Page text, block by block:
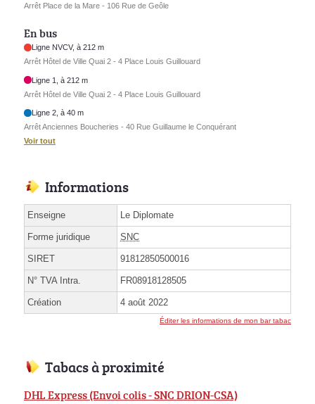
Arrêt Place de la Mare - 106 Rue de Geôle
En bus
Ligne NVCV, à 212 m
Arrêt Hôtel de Ville Quai 2 - 4 Place Louis Guillouard
Ligne 1, à 212 m
Arrêt Hôtel de Ville Quai 2 - 4 Place Louis Guillouard
Ligne 2, à 40 m
Arrêt Anciennes Boucheries - 40 Rue Guillaume le Conquérant
Voir tout
Informations
Enseigne Le Diplomate
Forme juridique SNC
SIRET 91812850500016
N° TVA Intra. FR08918128505
Création 4 août 2022
Éditer les informations de mon bar tabac
Tabacs à proximité
DHL Express (Envoi colis - SNC DRION-CSA)